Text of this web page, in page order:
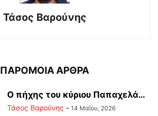
Τάσος Βαρούνης
ΠΑΡΟΜΟΙΑ ΑΡΘΡΑ
Ο πήχης του κύριου Παπαχελά…
Τάσος Βαρούνης - 14 Μαΐου, 2026